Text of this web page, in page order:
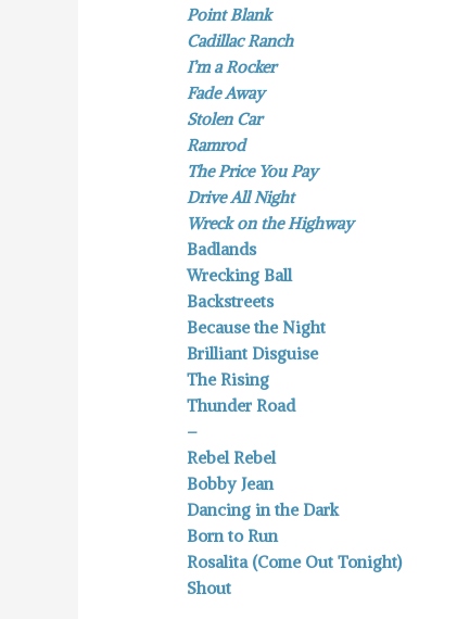
Point Blank
Cadillac Ranch
I’m a Rocker
Fade Away
Stolen Car
Ramrod
The Price You Pay
Drive All Night
Wreck on the Highway
Badlands
Wrecking Ball
Backstreets
Because the Night
Brilliant Disguise
The Rising
Thunder Road
–
Rebel Rebel
Bobby Jean
Dancing in the Dark
Born to Run
Rosalita (Come Out Tonight)
Shout